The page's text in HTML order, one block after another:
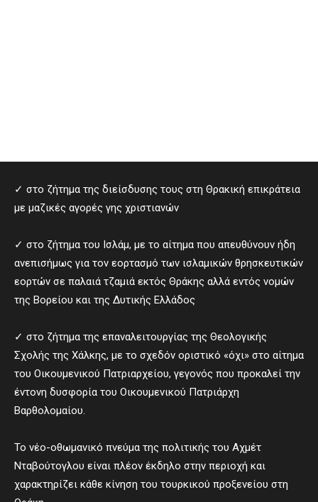
✓ στο ζήτημα της διείσδυσης τους στη Θρακική επικράτεια
με μαζικές αγορές γης χριστιανών
✓ στο ζήτημα του Ισλάμ, με το αίτημα που απευθύνουν ήδη
ανεπισήμως για τον εορτασμό των ισλαμικών θρησκευτικών
εορτών σε παλαιά τζαμιά εκτός Θράκης αλλά εντός νομών
της Βορείου και της Δυτικής Ελλάδος
✓ στο ζήτημα της επαναλειτουργίας της Θεολογικής
Σχολής της Χάλκης, με το σχεδόν οριστικό «όχι» στο αίτημα
του Οικουμενικού Πατριαρχείου, γεγονός που προκαλεί την
έντονη δυσφορία του Οικουμενικού Πατριάρχη
Βαρθολομαίου.
Το νέο-οθωμανικό πνεύμα της πολιτικής του Αχμέτ
Νταβούτογλου είναι πλέον έκδηλο στην περιοχή και
χαρακτηρίζει κάθε κίνηση του τουρκικού προξενείου στη